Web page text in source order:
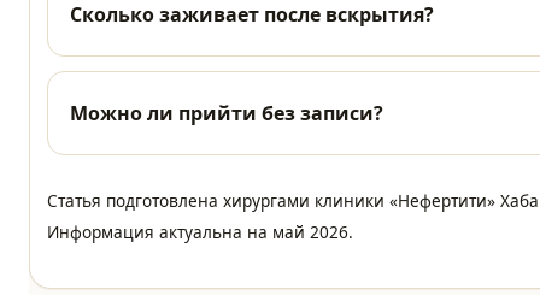
Сколько заживает после вскрытия?
Можно ли прийти без записи?
Статья подготовлена хирургами клиники «Нефертити»
Информация актуальна на май 2026.